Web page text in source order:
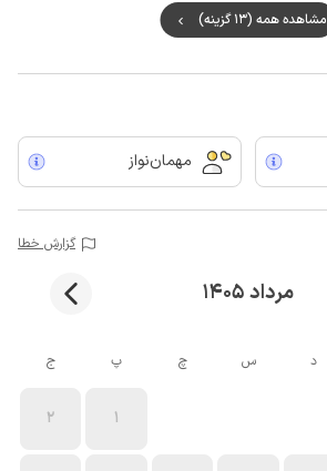
مشاهده همه (13 گزینه)
مهمان‌نواز
گزارش خطا
مرداد 1405
د س چ پ ج
1
2